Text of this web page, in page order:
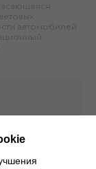
автомобилей